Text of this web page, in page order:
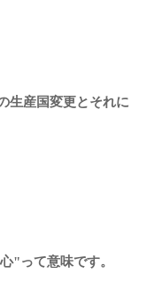
生産国変更とそれに
"って意味です。